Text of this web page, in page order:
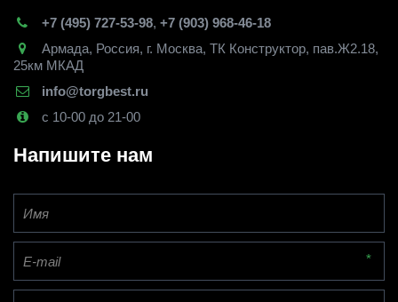
+7 (495) 727-53-98, +7 (903) 968-46-18
Армада, Россия, г. Москва, ТК Конструктор, пав.Ж2.18,
25км МКАД
info@torgbest.ru
с 10-00 до 21-00
Напишите нам
*